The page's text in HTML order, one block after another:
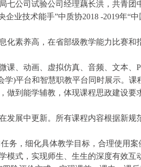
七公司试验公司经理藕长洪， 共青团
企业技术能手”中质协2018 -2019年“
化素养高，在省部级教学能力比赛和
课、动画、虚拟仿真、音频、文本、
学)平台和智慧职教平台同时展示。课
做到能学辅教，体现课程思政建设要
发展中更新。所有课程内容根据新规
务，细化具体教学目标，合理使用
模式，实现师生、生生的深度有效互